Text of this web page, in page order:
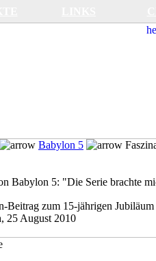
Babylon 5
Babylon 5: "Die Serie brachte
Beitrag zum 15-jährigen Jubiläum
25 August 2010